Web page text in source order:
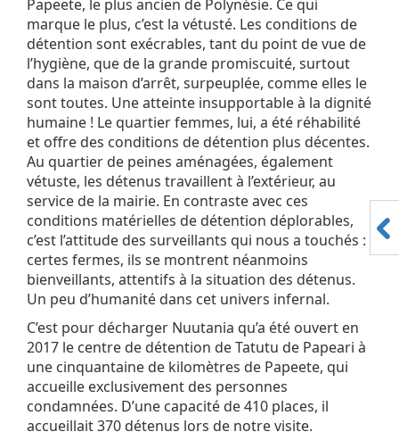
Papeete, le plus ancien de Polynésie. Ce qui
marque le plus, c’est la vétusté. Les conditions de
détention sont exécrables, tant du point de vue de
l’hygiène, que de la grande promiscuité, surtout
dans la maison d’arrêt, surpeuplée, comme elles le
sont toutes. Une atteinte insupportable à la dignité
humaine ! Le quartier femmes, lui, a été réhabilité
et offre des conditions de détention plus décentes.
Au quartier de peines aménagées, également
vétuste, les détenus travaillent à l’extérieur, au
service de la mairie. En contraste avec ces
conditions matérielles de détention déplorables,
c’est l’attitude des surveillants qui nous a touchés :
certes fermes, ils se montrent néanmoins
bienveillants, attentifs à la situation des détenus.
Un peu d’humanité dans cet univers infernal.
C’est pour décharger Nuutania qu’a été ouvert en
2017 le centre de détention de Tatutu de Papeari à
une cinquantaine de kilomètres de Papeete, qui
accueille exclusivement des personnes
condamnées. D’une capacité de 410 places, il
accueillait 370 détenus lors de notre visite.